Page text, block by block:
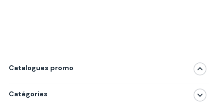
Catalogues promo
Catégories